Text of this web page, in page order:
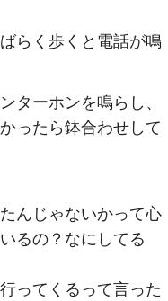
らく歩くと電話が鳴
ターホンを鳴らし、
ったら鉢合わせして
んじゃないかって心
るの？なにしてる
ってくるって言った